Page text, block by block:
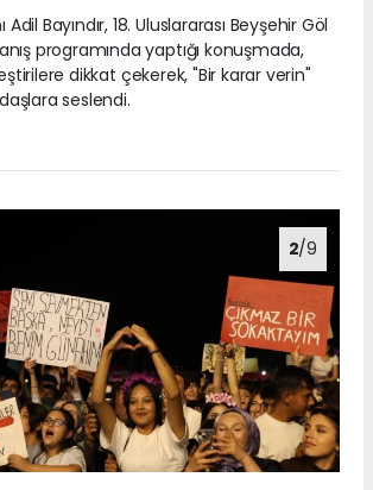
Bayındır, 18. Uluslararası Beyşehir Göl
programında yaptığı konuşmada,
dikkat çekerek, "Bir karar verin"
seslendi.
2/9